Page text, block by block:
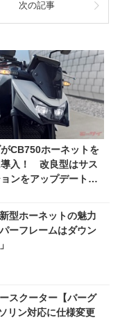
次の記事
CB750ホーネットを
導入！ 改良型はサス
ンをアップデート。
……【伊ミラノショー
型ホーネットの魅力
ーフレームはダウン
スクーター【バーグ
リン対応に仕様変更